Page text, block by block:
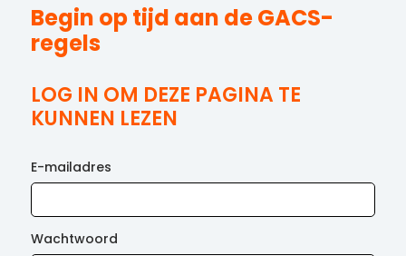
Begin op tijd aan de GACS-
regels
LOG IN OM DEZE PAGINA TE
KUNNEN LEZEN
E-mailadres
Wachtwoord